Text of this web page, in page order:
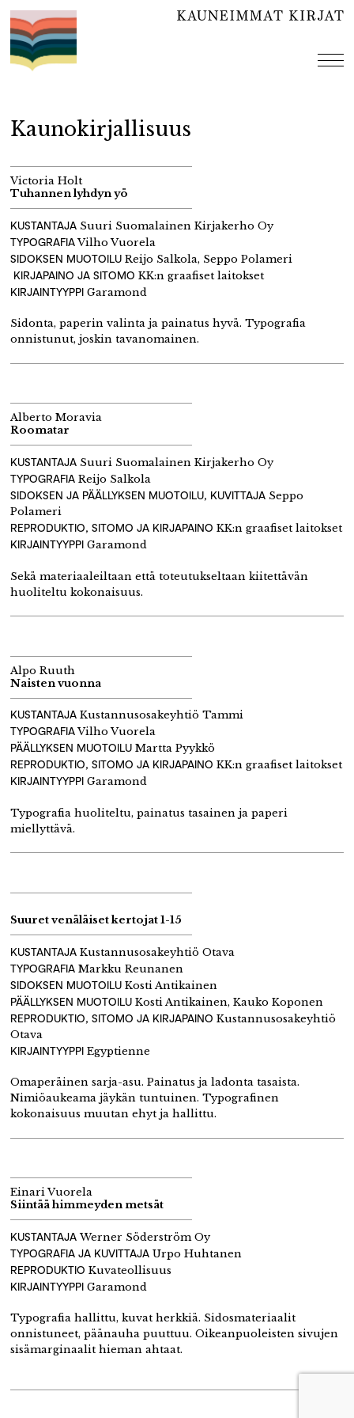
Hyppää
sisältöön
Kaunokirjallisuus
Victoria Holt
Tuhannen lyhdyn yö
KUSTANTAJA Suuri Suomalainen Kirjakerho Oy
TYPOGRAFIAVilho Vuorela
SIDOKSEN MUOTOILU Reijo Salkola, Seppo Polameri
KIRJAPAINO JA SITOMO KK:n graafiset laitokset
KIRJAINTYYPPI Garamond
Sidonta, paperin valinta ja painatus hyvä. Typografia
onnistunut, joskin tavanomainen.
Alberto Moravia
Roomatar
KUSTANTAJA Suuri Suomalainen Kirjakerho Oy
TYPOGRAFIA Reijo Salkola
SIDOKSEN JA PÄÄLLYKSEN MUOTOILU, KUVITTAJA Seppo
Polameri
REPRODUKTIO, SITOMO JA KIRJAPAINO KK:n graafiset laitokset
KIRJAINTYYPPI Garamond
Sekä materiaaleiltaan että toteutukseltaan kiitettävän
huoliteltu kokonaisuus.
Alpo Ruuth
Naisten vuonna
KUSTANTAJA Kustannusosakeyhtiö Tammi
TYPOGRAFIAVilho Vuorela
PÄÄLLYKSEN MUOTOILU Martta Pyykkö
REPRODUKTIO, SITOMO JA KIRJAPAINO KK:n graafiset laitokset
KIRJAINTYYPPI Garamond
Typografia huoliteltu, painatus tasainen ja paperi
miellyttävä.
Suuret venäläiset kertojat 1-15
KUSTANTAJA Kustannusosakeyhtiö Otava
TYPOGRAFIA Markku Reunanen
SIDOKSEN MUOTOILU Kosti Antikainen
PÄÄLLYKSEN MUOTOILU Kosti Antikainen, Kauko Koponen
REPRODUKTIO, SITOMO JA KIRJAPAINO Kustannusosakeyhtiö
Otava
KIRJAINTYYPPI Egyptienne
Omaperäinen sarja-asu. Painatus ja ladonta tasaista.
Nimiöaukeama jäykän tuntuinen. Typografinen
kokonaisuus muutan ehyt ja hallittu.
Einari Vuorela
Siintää himmeyden metsät
KUSTANTAJAWerner Söderström Oy
TYPOGRAFIA JA KUVITTAJA Urpo Huhtanen
REPRODUKTIO Kuvateollisuus
KIRJAINTYYPPI Garamond
Typografia hallittu, kuvat herkkiä. Sidosmateriaalit
onnistuneet, päänauha puuttuu. Oikeanpuoleisten sivujen
sisämarginaalit hieman ahtaat.